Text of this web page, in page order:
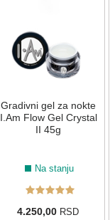
Gradivni gel za nokte
I.Am Flow Gel Crystal
II 45g
Na stanju
4.250,00 RSD